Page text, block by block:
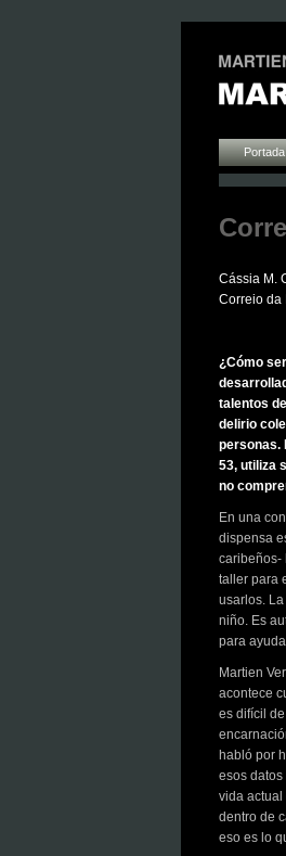
Cássia M.
Correio da
¿Cómo
talentos
delirio
personas.
53, utiliza
no
En una
dispensa
caribeños-
taller para
usarlos.
niño. Es
para
Martien
acontece
es difícil
habló por
esos
vida actual
dentro de
eso es lo